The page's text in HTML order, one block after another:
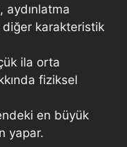
aydınlatma
karakteristik
ila orta
fiziksel
en büyük
yapar.